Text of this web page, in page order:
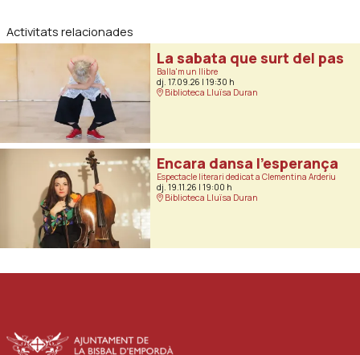
Activitats relacionades
La sabata que surt del pas
Balla'm un llibre
dj. 17.09.26 | 19:30 h
Biblioteca Lluïsa Duran
Encara dansa l’esperança
Espectacle literari dedicat a Clementina Arderiu
dj. 19.11.26 | 19:00 h
Biblioteca Lluïsa Duran